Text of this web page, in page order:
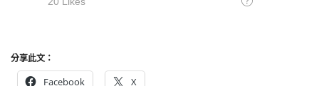
分享此文：
Facebook
X